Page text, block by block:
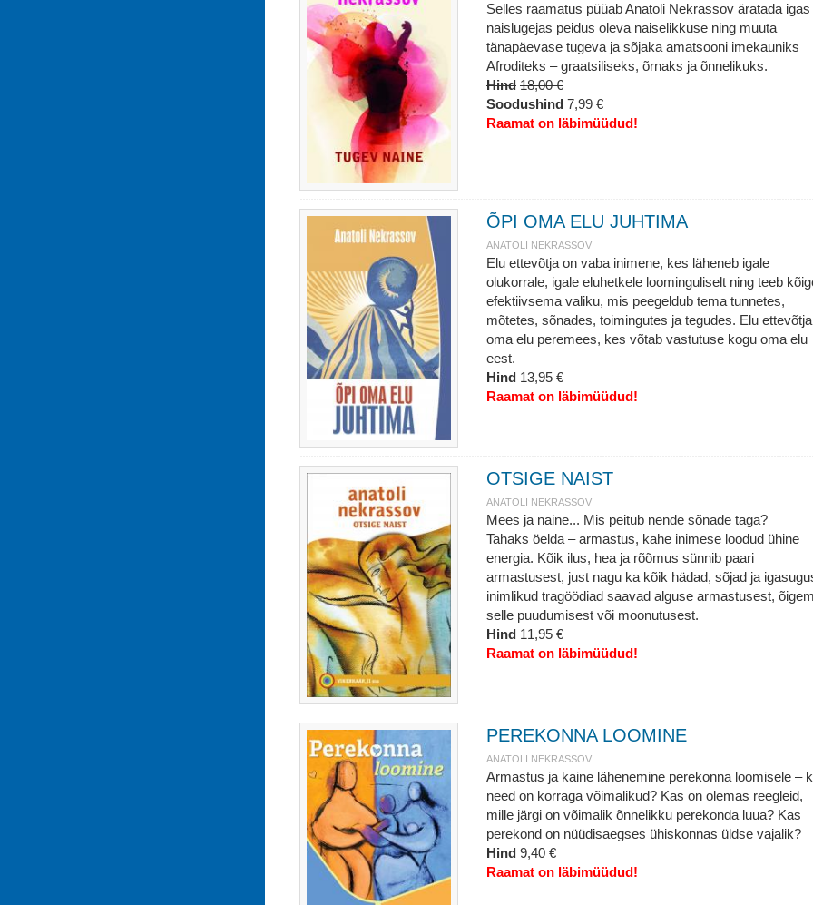
Selles raamatus püüab Anatoli Nekrassov äratada igas
naislugejas peidus oleva naiselikkuse ning muuta
tänapäevase tugeva ja sõjaka amatsooni imekauniks
Afroditeks – graatsiliseks, õrnaks ja õnnelikuks.
Hind 18,00 €
Soodushind 7,99 €
Raamat on läbimüüdud!
ÕPI OMA ELU JUHTIMA
ANATOLI NEKRASSOV
Elu ettevõtja on vaba inimene, kes läheneb igale
olukorrale, igale eluhetkele loominguliselt ning teeb
efektiivsema valiku, mis peegeldub tema tunnetes,
mõtetes, sõnades, toimingutes ja tegudes. Elu
oma elu peremees, kes võtab vastutuse kogu oma elu
eest.
Hind 13,95 €
Raamat on läbimüüdud!
OTSIGE NAIST
ANATOLI NEKRASSOV
Mees ja naine... Mis peitub nende sõnade taga?
Tahaks öelda – armastus, kahe inimese loodud ühine
energia. Kõik ilus, hea ja rõõmus sünnib paari
armastusest, just nagu ka kõik hädad, sõjad ja
inimlikud tragöödiad saavad alguse armastusest,
selle puudumisest või moonutusest.
Hind 11,95 €
Raamat on läbimüüdud!
PEREKONNA LOOMINE
ANATOLI NEKRASSOV
Armastus ja kaine lähenemine perekonna loomisele –
need on korraga võimalikud? Kas on olemas reegleid,
mille järgi on võimalik õnnelikku perekonda luua? Kas
perekond on nüüdisaegses ühiskonnas üldse vajalik?
Hind 9,40 €
Raamat on läbimüüdud!